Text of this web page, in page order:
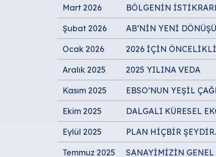
Mart 2026 BÖLGENİN
Şubat 2026 AB’NİN YENİ
Ocak 2026 2026 İÇİN
Aralık 2025 2025 YILINA VEDA
Kasım 2025 EBSO’NUN YEŞİL
Ekim 2025 DALGALI KÜRESEL
Eylül 2025 PLAN HİÇBİR
Temmuz 2025 SANAYİMİZİN GENEL